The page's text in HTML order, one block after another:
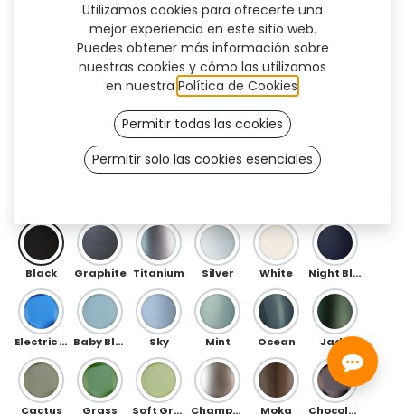
Circuit (TT)
Black Graphite Titanium Silver White Night Blue
Electric Blue Baby Blue Sky Mint Ocean Jade
Cactus Grass Soft Green Champagne Moka Chocolate
Utilizamos cookies para ofrecerte una
mejor experiencia en este sitio web.
Puedes obtener más información sobre
nuestras cookies y cómo las utilizamos
en nuestra Política de Cookies
Permitir todas las cookies
Permitir solo las cookies esenciales